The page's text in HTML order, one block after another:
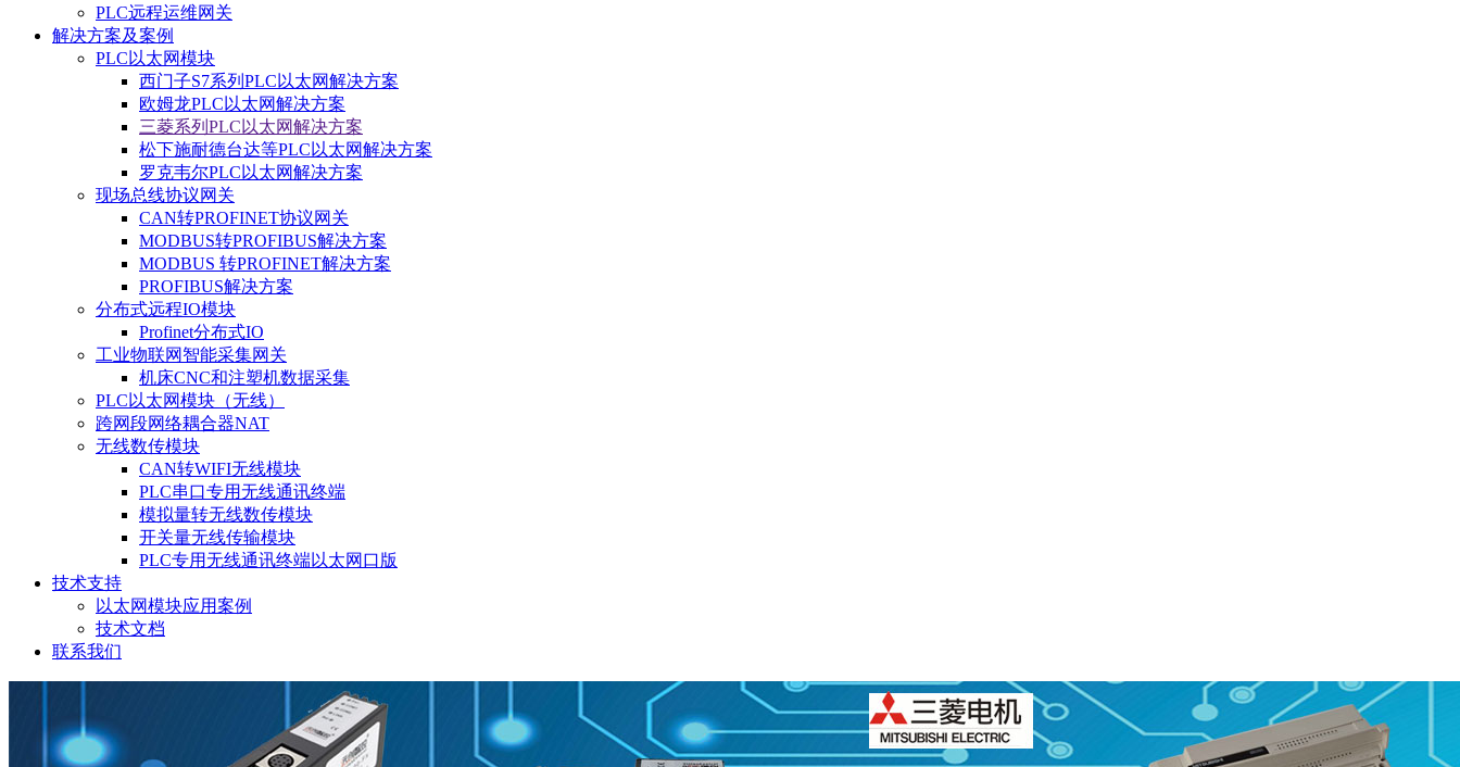
PLC远程运维网关
解决方案及案例
PLC以太网模块
西门子S7系列PLC以太网解决方案
欧姆龙PLC以太网解决方案
三菱系列PLC以太网解决方案
松下施耐德台达等PLC以太网解决方案
罗克韦尔PLC以太网解决方案
现场总线协议网关
CAN转PROFINET协议网关
MODBUS转PROFIBUS解决方案
MODBUS 转PROFINET解决方案
PROFIBUS解决方案
分布式远程IO模块
Profinet分布式IO
工业物联网智能采集网关
机床CNC和注塑机数据采集
PLC以太网模块（无线）
跨网段网络耦合器NAT
无线数传模块
CAN转WIFI无线模块
PLC串口专用无线通讯终端
模拟量转无线数传模块
开关量无线传输模块
PLC专用无线通讯终端以太网口版
技术支持
以太网模块应用案例
技术文档
联系我们